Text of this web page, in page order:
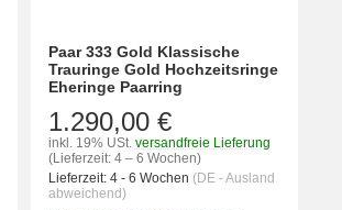
Paar 333 Gold Klassische
Trauringe Gold Hochzeitsringe
Eheringe Paarring
1.290,00 €
inkl. 19% USt. versandfreie Lieferung
(Lieferzeit: 4 – 6 Wochen)
Lieferzeit: 4 - 6 Wochen (DE - Ausland
abweichend)